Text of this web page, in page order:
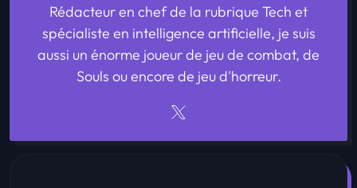
Rédacteur en chef de la rubrique Tech et
spécialiste en intelligence artificielle, je suis
aussi un énorme joueur de jeu de combat, de
Souls ou encore de jeu d'horreur.